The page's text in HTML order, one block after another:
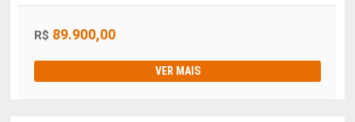
R$ 89.900,00
VER MAIS